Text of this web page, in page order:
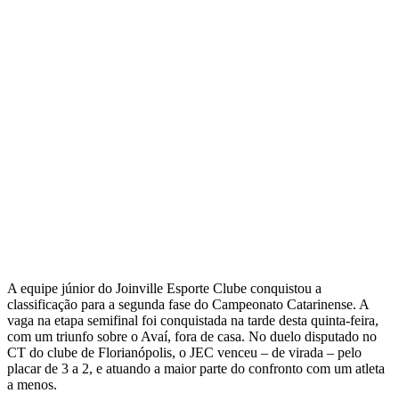
A equipe júnior do Joinville Esporte Clube conquistou a
classificação para a segunda fase do Campeonato Catarinense. A
vaga na etapa semifinal foi conquistada na tarde desta quinta-feira,
com um triunfo sobre o Avaí, fora de casa. No duelo disputado no
CT do clube de Florianópolis, o JEC venceu – de virada – pelo
placar de 3 a 2, e atuando a maior parte do confronto com um atleta
a menos.